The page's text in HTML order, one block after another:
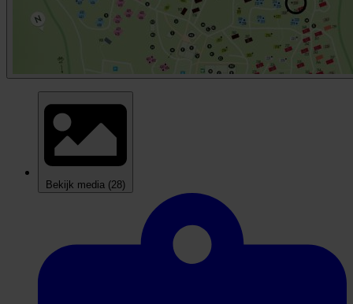
Bekijk media (28)